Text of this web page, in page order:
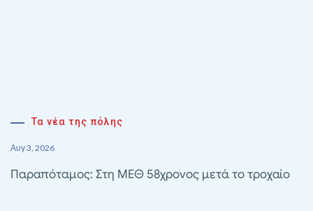
Τα νέα της πόλης
Αυγ 3, 2026
Παραπόταμος: Στη ΜΕΘ 58χρονος μετά το τροχαίο